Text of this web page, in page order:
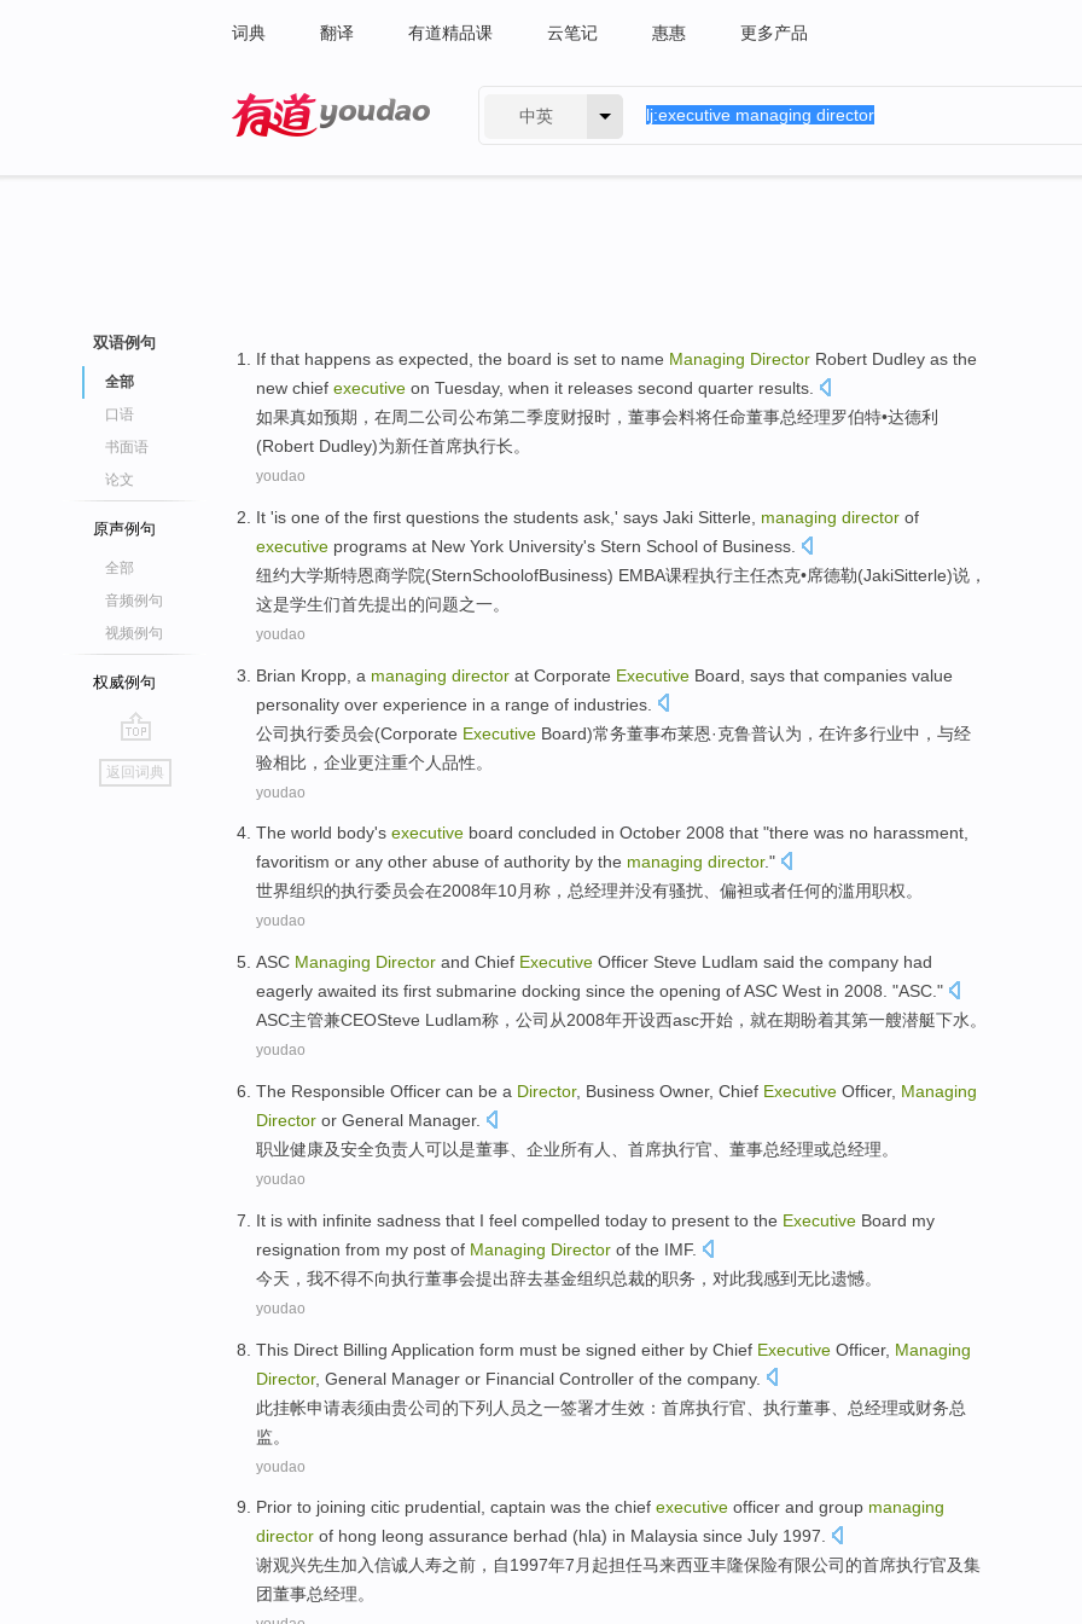
词典 翻译 有道精品课 云笔记 惠惠 更多产品
中英
双语例句
全部
口语
书面语
论文
原声例句
全部
音频例句
视频例句
权威例句
go
top
返回词典
If that happens as expected , the board is set to name Managing Director Robert Dudley as the
new chief executive on Tuesday, when it releases second quarter results.
如果真如预期 ，在周二公司公布第二季度财报时 ， 董事会料将任命董事总经理罗伯特•达德利
(Robert Dudley)为新任首席执行长。
youdao
It 'is one of the first questions the students ask,' says Jaki Sitterle managing director of
executive programs at New York University's Stern School of Business
纽约大学斯特恩商学院(SternSchoolofBusiness) EMBA课程执行主任杰克•席德勒(JakiSitterle)说 ，
这是学生们首先提出的问题之一。
youdao
Brian Kropp , a managing director at Corporate Executive Board says that companies value
personality over experience in a range of industries
公司执行委员会(Corporate Executive Board)常务董事布莱恩·克鲁普认为 ， 在许多行业中，与经
验相比， 企业更注重个人品性。
youdao
The world body's executive board concluded in October 2008 that "there was no harassment,
favoritism or any other abuse of authority by the managing director."
世界组织的执行委员会在2008年10月称 ， 总经理并没有骚扰、 偏袒或者任何的滥用职权。
youdao
ASC Managing Director and Chief Executive Officer Steve Ludlam said the company had
eagerly awaited its first submarine docking since the opening ofASC West in 2008. "ASC."
ASC主管兼CEOSteve Ludlam称， 公司 从2008年开设西asc开始， 就在期盼着其第一艘潜艇下水。
youdao
The Responsible Officer can be a Director, Business Owner, Chief Executive Officer, Managing
Director or General Manager.
职业健康及安全负责人可以是董事 企业所有人 首席执行官 、董事总经理或总经理。
youdao
It is with infinite sadness that I feel compelled today to present to the Executive Board my
resignation from my post of Managing Director of the IMF.
今天 ， 我不得不向执行董事会提出辞去基金组织总裁的职务 ，对此我感到无比遗憾。
youdao
This Direct Billing Application form must be signed either by Chief Executive Officer, Managing
Director, General Manager or Financial Controller of the company.
此挂帐申请表须由贵公司的下列 人员之一签署才生效 ： 首席执行官、执行董事 总经理或财务总
监。
youdao
Prior to joining citic prudential, captain was the chief executive officer and group managing
director of hong leong assurance berhad (hla) in Malaysia since July 1997.
谢观兴先生加入信诚人寿之前 ， 自1997年7月 起担任马来西亚丰隆保险有限公司 的首席执行官及集
团董事总经理。